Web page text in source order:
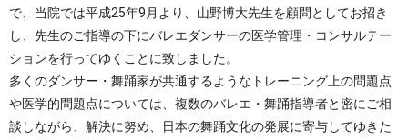
で、当院では平成25年9月より、山野博大先生を顧問としてお招き
し、先生のご指導の下にバレエダンサーの医学管理・コンサルテー
ションを行ってゆくことに致しました。
多くのダンサー・舞踊家が共通するようなトレーニング上の問題点
や医学的問題点については、 複数のバレエ・舞踊指導者と密にご相
談しながら、解決に努め、日本の舞踊文化の発展に寄与してゆきた